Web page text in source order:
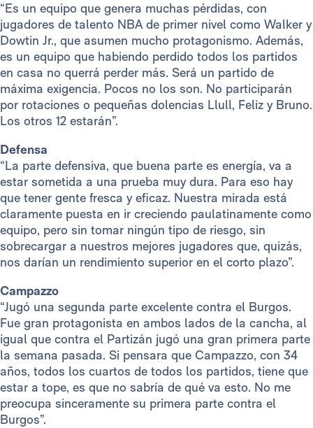
“Es un equipo que genera muchas pérdidas, con
jugadores de talento NBA de primer nivel como Walker y
Dowtin Jr., que asumen mucho protagonismo. Además,
es un equipo que habiendo perdido todos los partidos
en casa no querrá perder más. Será un partido de
máxima exigencia. Pocos no los son. No participarán
por rotaciones o pequeñas dolencias Llull, Feliz y Bruno.
Los otros 12 estarán”.
Defensa
“La parte defensiva, que buena parte es energía, va a
estar sometida a una prueba muy dura. Para eso hay
que tener gente fresca y eficaz. Nuestra mirada está
claramente puesta en ir creciendo paulatinamente como
equipo, pero sin tomar ningún tipo de riesgo, sin
sobrecargar a nuestros mejores jugadores que, quizás,
nos darían un rendimiento superior en el corto plazo”.
Campazzo
“Jugó una segunda parte excelente contra el Burgos.
Fue gran protagonista en ambos lados de la cancha, al
igual que contra el Partizán jugó una gran primera parte
la semana pasada. Si pensara que Campazzo, con 34
años, todos los cuartos de todos los partidos, tiene que
estar a tope, es que no sabría de qué va esto. No me
preocupa sinceramente su primera parte contra el
Burgos”.